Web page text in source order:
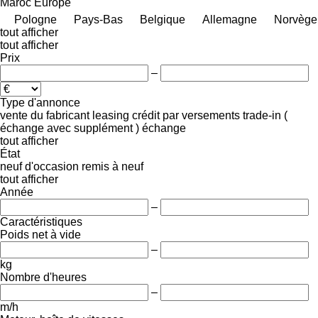
Pologne
Pays-Bas Belgique Allemagne
Norvège
tout afficher
tout afficher
Prix
–
Type d'annonce
vente du fabricant leasing crédit par versements trade-in (
échange avec supplément ) échange
tout afficher
État
neuf d'occasion remis à neuf
tout afficher
Année
–
Caractéristiques
Poids net à vide
–
kg
Nombre d'heures
–
m/h